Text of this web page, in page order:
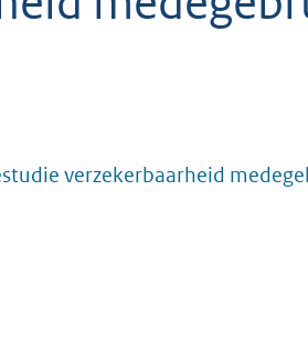
verzekerbaarheid